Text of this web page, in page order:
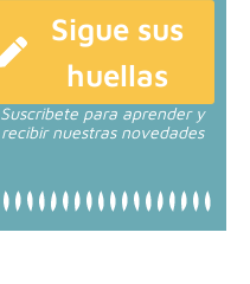
Sigue sus
huellas
Suscribete para aprender y
recibir nuestras novedades